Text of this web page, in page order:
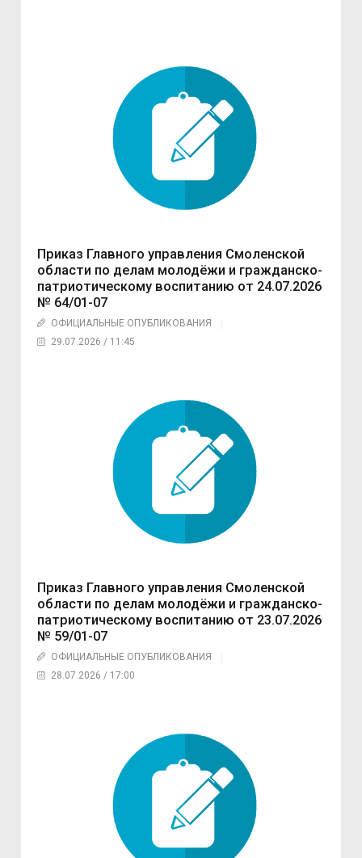
Приказ Главного управления Смоленской
области по делам молодёжи и гражданско-
патриотическому воспитанию от 24.07.2026
№ 64/01-07
ОФИЦИАЛЬНЫЕ ОПУБЛИКОВАНИЯ
29.07.2026 / 11:45
Приказ Главного управления Смоленской
области по делам молодёжи и гражданско-
патриотическому воспитанию от 23.07.2026
№ 59/01-07
ОФИЦИАЛЬНЫЕ ОПУБЛИКОВАНИЯ
28.07.2026 / 17:00